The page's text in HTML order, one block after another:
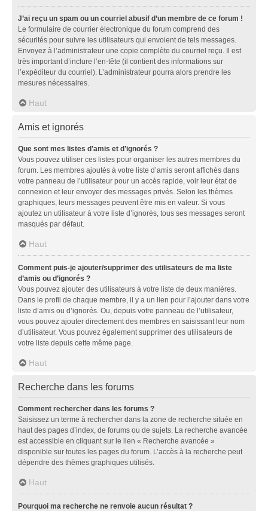
J’ai reçu un spam ou un courriel abusif d’un membre de ce forum !
Le formulaire de courrier électronique du forum comprend des
sécurités pour suivre les utilisateurs qui envoient de tels messages.
Envoyez à l’administrateur une copie complète du courriel reçu. Il est
très important d’inclure l’en-tête (il contient des informations sur
l’expéditeur du courriel). L’administrateur pourra alors prendre les
mesures nécessaires.
Haut
Amis et ignorés
Que sont mes listes d’amis et d’ignorés ?
Vous pouvez utiliser ces listes pour organiser les autres membres du
forum. Les membres ajoutés à votre liste d’amis seront affichés dans
votre panneau de l’utilisateur pour un accès rapide, voir leur état de
connexion et leur envoyer des messages privés. Selon les thèmes
graphiques, leurs messages peuvent être mis en valeur. Si vous
ajoutez un utilisateur à votre liste d’ignorés, tous ses messages seront
masqués par défaut.
Haut
Comment puis-je ajouter/supprimer des utilisateurs de ma liste
d’amis ou d’ignorés ?
Vous pouvez ajouter des utilisateurs à votre liste de deux manières.
Dans le profil de chaque membre, il y a un lien pour l’ajouter dans votre
liste d’amis ou d’ignorés. Ou, depuis votre panneau de l’utilisateur,
vous pouvez ajouter directement des membres en saisissant leur nom
d’utilisateur. Vous pouvez également supprimer des utilisateurs de
votre liste depuis cette même page.
Haut
Recherche dans les forums
Comment rechercher dans les forums ?
Saisissez un terme à rechercher dans la zone de recherche située en
haut des pages d’index, de forums ou de sujets. La recherche avancée
est accessible en cliquant sur le lien « Recherche avancée »
disponible sur toutes les pages du forum. L’accès à la recherche peut
dépendre des thèmes graphiques utilisés.
Haut
Pourquoi ma recherche ne renvoie aucun résultat ?